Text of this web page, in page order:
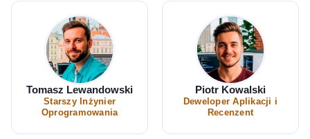
Tomasz Lewandowski
Starszy Inżynier
Oprogramowania
Piotr Kowalski
Deweloper Aplikacji i
Recenzent